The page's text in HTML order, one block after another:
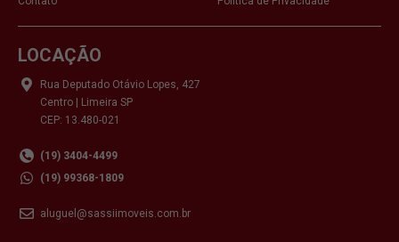
LOCAÇÃO
Rua Deputado Otávio Lopes, 427
Centro | Limeira SP
CEP: 13.480-021
(19) 3404-4499
(19) 99368-1809
aluguel@sassiimoveis.com.br